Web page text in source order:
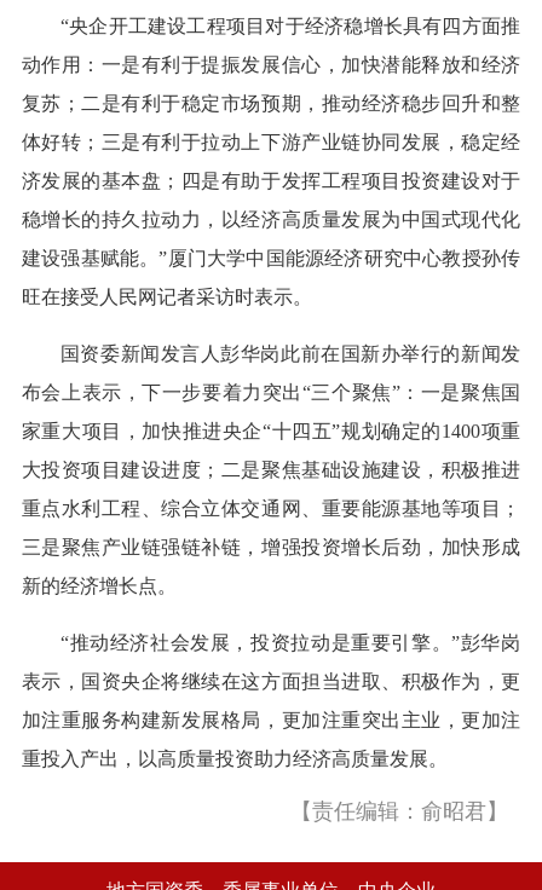
“央企开工建设工程项目对于经济稳增长具有四方面推
动作用：一是有利于提振发展信心，加快潜能释放和经济
复苏；二是有利于稳定市场预期，推动经济稳步回升和整
体好转；三是有利于拉动上下游产业链协同发展，稳定经
济发展的基本盘；四是有助于发挥工程项目投资建设对于
稳增长的持久拉动力，以经济高质量发展为中国式现代化
建设强基赋能。”厦门大学中国能源经济研究中心教授孙传
旺在接受人民网记者采访时表示。
国资委新闻发言人彭华岗此前在国新办举行的新闻发
布会上表示，下一步要着力突出“三个聚焦”：一是聚焦国
家重大项目，加快推进央企“十四五”规划确定的1400项重
大投资项目建设进度；二是聚焦基础设施建设，积极推进
重点水利工程、综合立体交通网、重要能源基地等项目；
三是聚焦产业链强链补链，增强投资增长后劲，加快形成
新的经济增长点。
“推动经济社会发展，投资拉动是重要引擎。”彭华岗
表示，国资央企将继续在这方面担当进取、积极作为，更
加注重服务构建新发展格局，更加注重突出主业，更加注
重投入产出，以高质量投资助力经济高质量发展。
【责任编辑：俞昭君】